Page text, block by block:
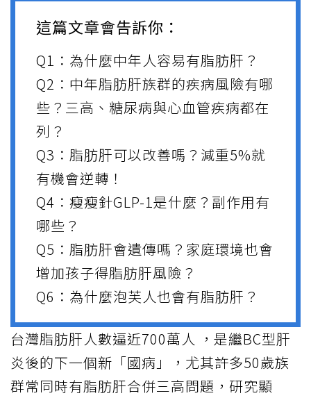
這篇文章會告訴你：
Q1：為什麼中年人容易有脂肪肝 ？
Q2：中年脂肪肝族群的疾病風險有哪
些？ 三高 、糖尿病與心血管疾病都在
列？
Q3：脂肪肝可以改善嗎？減重5%就
有機會逆轉！
Q4：瘦瘦針GLP-1 是什麼？副作用有
哪些？
Q5：脂肪肝會遺傳嗎？家庭環境也會
增加孩子得脂肪肝風險？
Q6：為什麼泡芙人也會有脂肪肝？
台灣脂肪肝人數逼近700萬人 ，是繼BC型肝
炎後的下一個新「國病」，尤其許多50歲族
群常同時有脂肪肝合併三高問題，研究顯